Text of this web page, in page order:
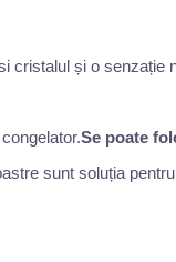
Se poate